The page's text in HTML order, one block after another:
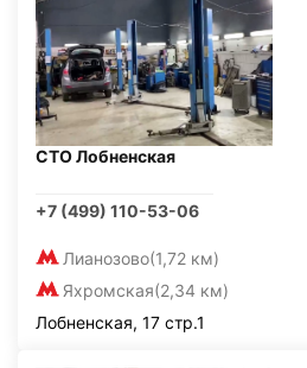
СТО Лобненская
+7 (499) 110-53-06
Лианозово(1,72 км)
Яхромская(2,34 км)
Лобненская, 17 стр.1